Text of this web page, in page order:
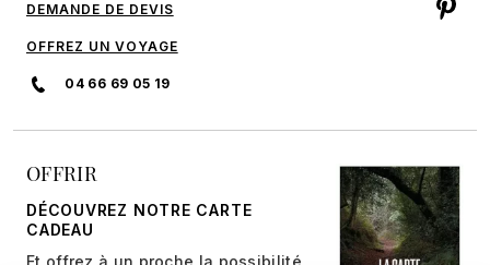
DEMANDE DE DEVIS
OFFREZ UN VOYAGE
04 66 69 05 19
OFFRIR
DÉCOUVREZ NOTRE CARTE
CADEAU